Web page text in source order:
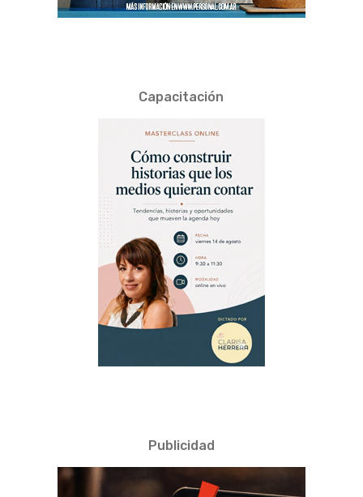
Capacitación
Publicidad